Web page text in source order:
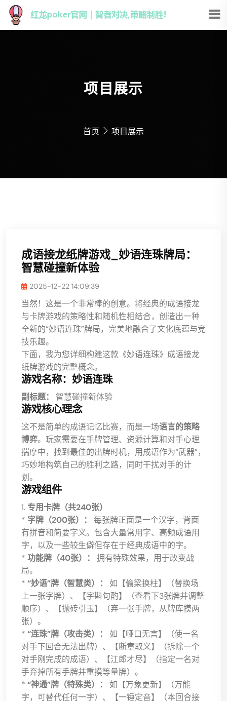
项目展示
首页 项目展示
成语接龙纸牌游戏_妙语连珠牌局：
智慧碰撞新体验
2025-12-22 14:09:39
当然！这是一个非常棒的创意。将经典的成语接龙
与卡牌游戏的策略性和随机性相结合，创造出一种
全新的“妙语连珠”牌局，完美地融合了文化底蕴与竞
技乐趣。
下面，我为您详细构建这款《妙语连珠》成语接龙
纸牌游戏的完整概念。
游戏名称：妙语连珠
副标题： 智慧碰撞新体验
游戏核心理念
这不是简单的成语记忆比赛，而是一场语言的策略
博弈。玩家需要在手牌管理、资源计算和对手心理
揣摩中，找到最佳的出牌时机，用成语作为“武器”，
巧妙地构筑自己的胜利之路，同时干扰对手的计
划。
游戏组件
1. 专用卡牌（共240张）
* 字牌（200张）：
每张牌正面是一个汉字，背面
有拼音和简要字义。包含大量常用字、高频成语用
字，以及一些较生僻但存在于经典成语中的字。
* 功能牌（40张）：
拥有特殊效果，用于改变战
局。
* “妙语”牌（智慧类）：
如【偷梁换柱】（替换场
上一张字牌）、【字斟句酌】（查看下3张牌并调整
顺序）、【抛砖引玉】（弃一张手牌，从牌库摸两
张）。
* “连珠”牌（攻击类）：
如【哑口无言】（使一名
对手下回合无法出牌）、【断章取义】（拆除一个
对手刚完成的成语）、【江郎才尽】（指定一名对
手弃掉所有手牌并重摸等量牌）。
* “神通”牌（特殊类）：
如【万象更新】（万能
字，可替代任何一字）、【一锤定音】（本回合接